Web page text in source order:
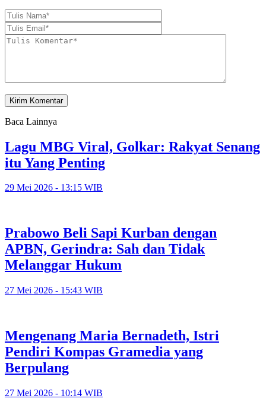
Baca Lainnya
Lagu MBG Viral, Golkar: Rakyat Senang
itu Yang Penting
29 Mei 2026 - 13:15 WIB
Prabowo Beli Sapi Kurban dengan
APBN, Gerindra: Sah dan Tidak
Melanggar Hukum
27 Mei 2026 - 15:43 WIB
Mengenang Maria Bernadeth, Istri
Pendiri Kompas Gramedia yang
Berpulang
27 Mei 2026 - 10:14 WIB